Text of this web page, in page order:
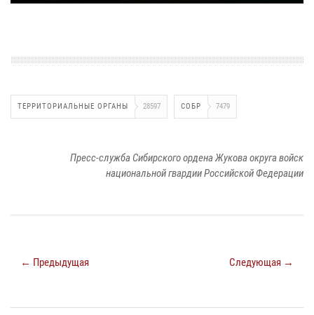
ТЕРРИТОРИАЛЬНЫЕ ОРГАНЫ 28597 СОБР 7479
Пресс-служба Сибирского ордена Жукова округа войск
национальной гвардии Российской Федерации
← Предыдущая Следующая →